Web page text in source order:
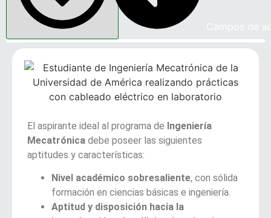
El aspirante ideal al programa de Ingeniería
Mecatrónica debe poseer las siguientes
aptitudes y características:
Nivel académico sobresaliente, con sólida
formación en ciencias básicas e ingeniería.
Aptitud y disposición hacia la